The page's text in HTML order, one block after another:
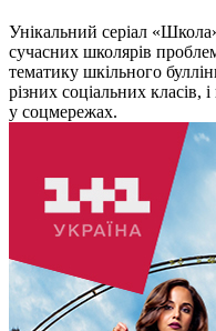
Унікальний серіал
сучасних школярів
тематику шкільного
різних соціальних
у соцмережах.